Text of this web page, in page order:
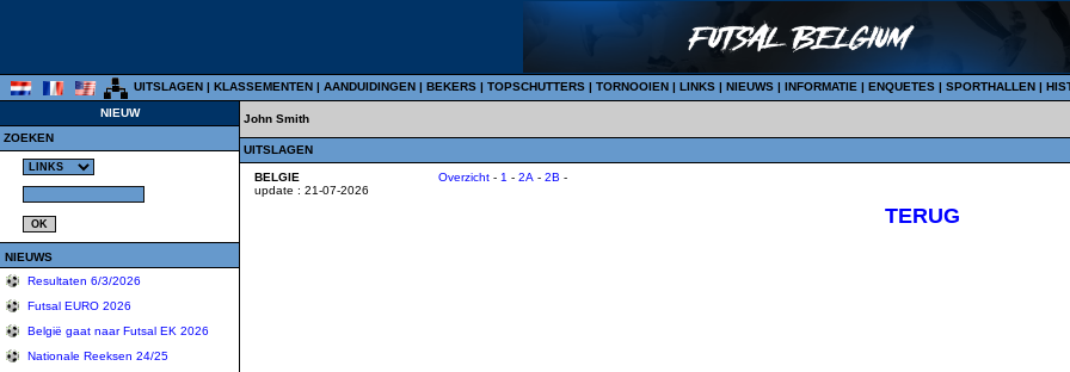
UITSLAGEN | KLASSEMENTEN | AANDUIDINGEN | BEKERS | TOPSCHUTTERS | TORNOOIEN | LINKS | NIEUWS | INFORMATIE | ENQUETES | SPORTHALLEN |
NIEUW
ZOEKEN
NIEUWS
Resultaten 6/3/2026
Futsal EURO 2026
België gaat naar Futsal EK 2026
Nationale Reeksen 24/25
John Smith
UITSLAGEN
BELGIE
update : 21-07-2026
Overzicht - 1 - 2A - 2B -
TERUG